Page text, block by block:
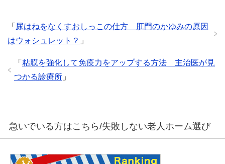
「 尿はねをなくすおしっこの仕方 肛門のかゆみの原因
はウォシュレット？ 」
「 粘膜を強化して免疫力をアップする方法 主治医が見
つかる診療所 」
急いでいる方はこちら/失敗しない老人ホーム選び